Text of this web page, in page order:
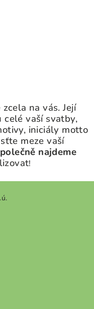
na vás. Její
celé vaší svatby,
iniciály motto
meze vaší
najdeme
!